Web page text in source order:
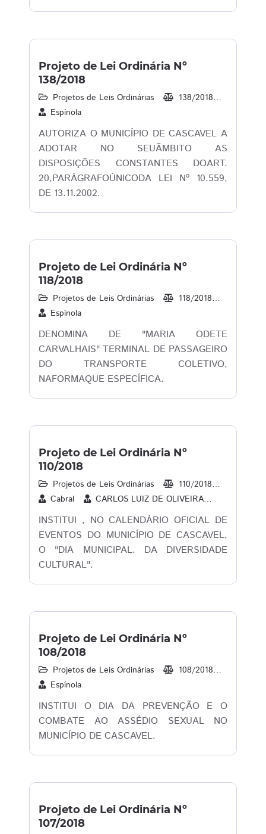
Projeto de Lei Ordinária Nº
138/2018
Projetos de Leis Ordinárias 138/2018
Espínola
AUTORIZA O MUNICÍPIO DE CASCAVEL A
ADOTAR NO SEUÂMBITO AS
DISPOSIÇÕES CONSTANTES DOART.
20,PARÁGRAFOÚNICODA LEI Nº 10.559,
DE 13.11.2002.
Projeto de Lei Ordinária Nº
118/2018
Projetos de Leis Ordinárias 118/2018
Espínola
DENOMINA DE "MARIA ODETE
CARVALHAIS" TERMINAL DE PASSAGEIRO
DO TRANSPORTE COLETIVO,
NAFORMAQUE ESPECÍFICA.
Projeto de Lei Ordinária Nº
110/2018
Projetos de Leis Ordinárias 110/2018
Cabral
CARLOS LUIZ DE OLIVEIRA
INSTITUI , NO CALENDÁRIO OFICIAL DE
EVENTOS DO MUNICÍPIO DE CASCAVEL,
O "DIA MUNICIPAL. DA DIVERSIDADE
CULTURAL".
Projeto de Lei Ordinária Nº
108/2018
Projetos de Leis Ordinárias 108/2018
Espínola
INSTITUI O DIA DA PREVENÇÃO E O
COMBATE AO ASSÉDIO SEXUAL NO
MUNICÍPIO DE CASCAVEL.
Projeto de Lei Ordinária Nº
107/2018